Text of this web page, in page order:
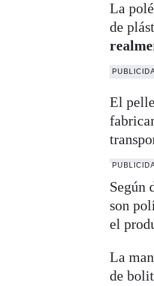
La
de
El
Según
son
el
La
de